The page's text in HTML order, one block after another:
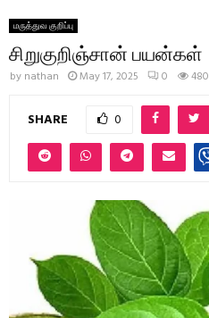
மருத்துவ குறிப்பு
சிறுகுறிஞ்சான் பயன்கள்
by nathan May 17, 2025 0 480
SHARE 0